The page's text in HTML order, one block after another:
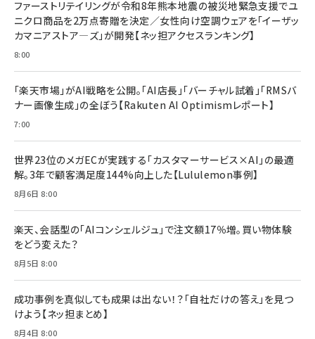
ファーストリテイリングが令和8年熊本地震の被災地緊急支援でユ
ニクロ商品を2万点寄贈を決定／女性向け空調ウェアを「イーザッ
カマニアストア―ズ」が開発【ネッ担アクセスランキング】
8:00
「楽天市場」がAI戦略を公開。「AI店長」「バーチャル試着」「RMSバ
ナー画像生成」の全ぼう【Rakuten AI Optimismレポート】
7:00
世界23位のメガECが実践する「カスタマーサービス×AI」の最適
解。3年で顧客満足度144%向上した【Lululemon事例】
8月6日 8:00
楽天、会話型の「AIコンシェルジュ」で注文額17％増。買い物体験
をどう変えた？
8月5日 8:00
成功事例を真似しても成果は出ない！？「自社だけの答え」を見つ
けよう【ネッ担まとめ】
8月4日 8:00